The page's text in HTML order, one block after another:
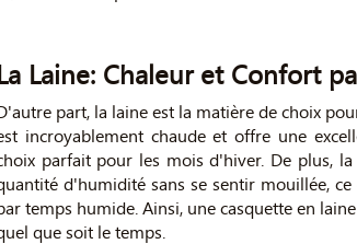
Laine: Chaleur et Confort
part, la laine est la matière de choix
incroyablement chaude et offre une
parfait pour les mois d'hiver. De plus,
d'humidité sans se sentir mouillée,
temps humide. Ainsi, une casquette en
que soit le temps.